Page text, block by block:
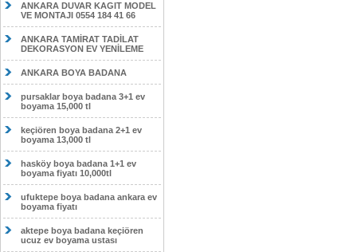
ANKARA DUVAR KAGIT MODEL
VE MONTAJI 0554 184 41 66
ANKARA TAMİRAT TADİLAT
DEKORASYON EV YENİLEME
ANKARA BOYA BADANA
pursaklar boya badana 3+1 ev
boyama 15,000 tl
keçiören boya badana 2+1 ev
boyama 13,000 tl
hasköy boya badana 1+1 ev
boyama fiyatı 10,000tl
ufuktepe boya badana ankara ev
boyama fiyatı
aktepe boya badana keçiören
ucuz ev boyama ustası